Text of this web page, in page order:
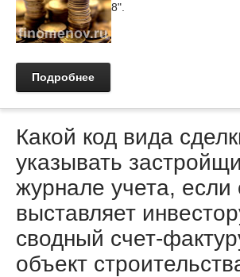
8".
Подробнее
Какой код вида
указывать
журнале учета, если
выставляет
сводный счет-
объект